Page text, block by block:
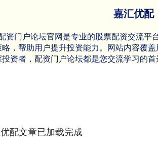
嘉汇优配
资门户论坛官网是专业的股票配资交流
，帮助用户提升投资能力。网站内容覆
资者，配资门户论坛都是您交流学习的首
配文章已加载完成